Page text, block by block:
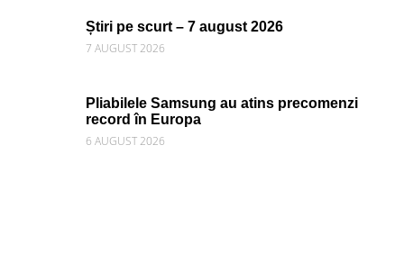
Știri pe scurt – 7 august 2026
7 AUGUST 2026
Pliabilele Samsung au atins precomenzi
record în Europa
6 AUGUST 2026